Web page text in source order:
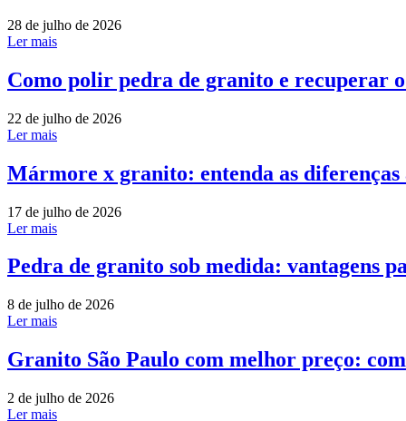
28 de julho de 2026
Ler mais
Como polir pedra de granito e recuperar
22 de julho de 2026
Ler mais
Mármore x granito: entenda as diferenças
17 de julho de 2026
Ler mais
Pedra de granito sob medida: vantagens
8 de julho de 2026
Ler mais
Granito São Paulo com melhor preço:
2 de julho de 2026
Ler mais